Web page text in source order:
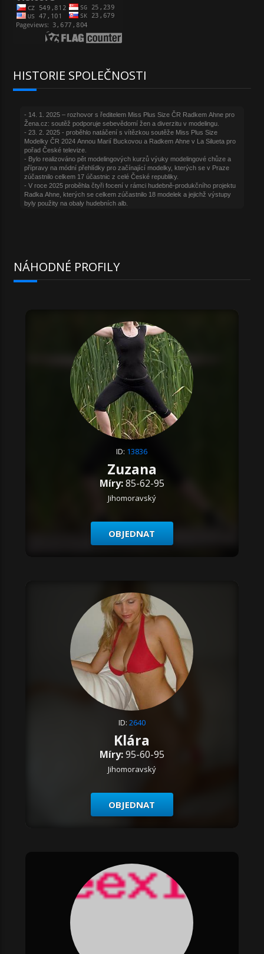
HISTORIE SPOLEČNOSTI
NÁHODNÉ PROFILY
ID: 13836
Zuzana
Míry:85-62-95
Jihomoravský
OBJEDNAT
ID: 2640
Klára
Míry:95-60-95
Jihomoravský
OBJEDNAT